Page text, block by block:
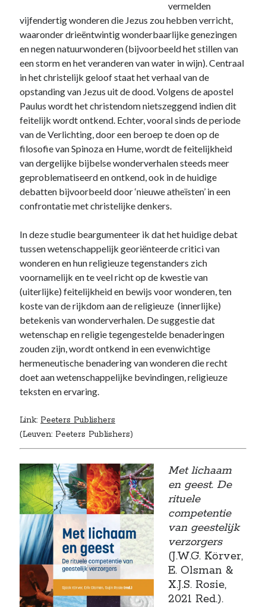
vermelden
vijfendertig wonderen die Jezus zou hebben verricht,
waaronder drieëntwintig wonderbaarlijke genezingen
en negen natuurwonderen (bijvoorbeeld het stillen van
een storm en het veranderen van water in wijn). Centraal
in het christelijk geloof staat het verhaal van de
opstanding van Jezus uit de dood. Volgens de apostel
Paulus wordt het christendom nietszeggend indien dit
feitelijk wordt ontkend. Echter, vooral sinds de periode
van de Verlichting, door een beroep te doen op de
filosofie van Spinoza en Hume, wordt de feitelijkheid
van dergelijke bijbelse wonderverhalen steeds meer
geproblematiseerd en ontkend, ook in de huidige
debatten bijvoorbeeld door ‘nieuwe atheïsten’ in een
confrontatie met christelijke denkers.
In deze studie beargumenteer ik dat het huidige debat
tussen wetenschappelijk georiënteerde critici van
wonderen en hun religieuze tegenstanders zich
voornamelijk en te veel richt op de kwestie van
(uiterlijke) feitelijkheid en bewijs voor wonderen, ten
koste van de rijkdom aan de religieuze (innerlijke)
betekenis van wonderverhalen. De suggestie dat
wetenschap en religie tegengestelde benaderingen
zouden zijn, wordt ontkend in een evenwichtige
hermeneutische benadering van wonderen die recht
doet aan wetenschappelijke bevindingen, religieuze
teksten en ervaring.
Link: Peeters Publishers
(Leuven: Peeters Publishers)
Met lichaam
en geest. De
rituele
competentie
van geestelijk
verzorgers
(J.W.G. Körver,
E. Olsman &
X.J.S. Rosie,
2021 Red.).